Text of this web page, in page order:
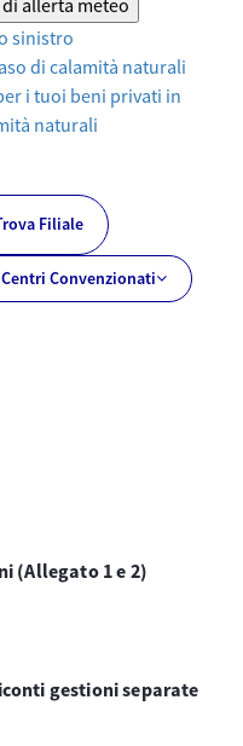
sinistro
di calamità naturali
i tuoi beni privati in
naturali
Filiale
Centri Convenzionati
(Allegato 1 e 2)
gestioni separate